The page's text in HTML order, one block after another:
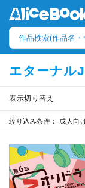
エターナル
表示切り替え
絞り込み条件： 成人向